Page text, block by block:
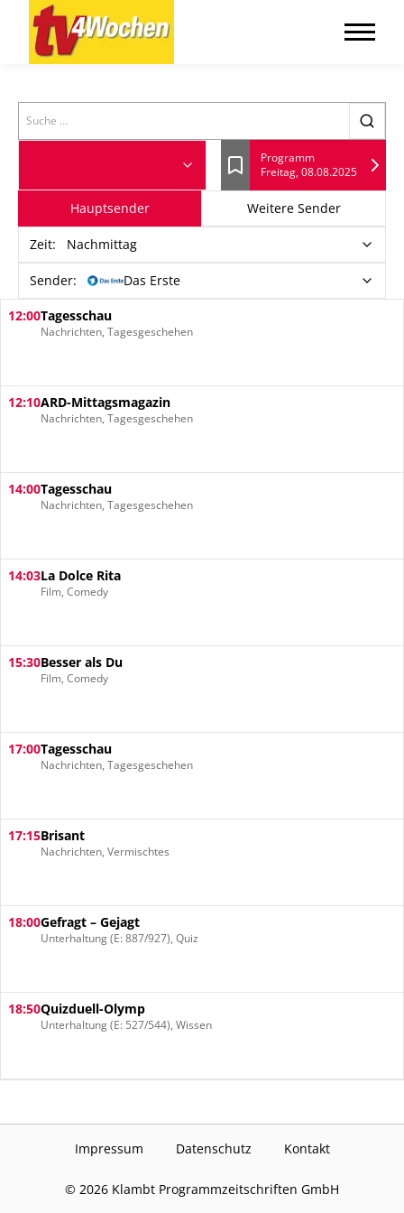
Search
Lesezeichen
Programm
Freitag, 08.08.2025
Hauptsender Weitere Sender
Zeit: Nachmittag
Sender: Das Erste
12:00Tagesschau
Nachrichten, Tagesgeschehen
12:10ARD-Mittagsmagazin
Nachrichten, Tagesgeschehen
14:00Tagesschau
Nachrichten, Tagesgeschehen
14:03La Dolce Rita
Film, Comedy
15:30Besser als Du
Film, Comedy
17:00Tagesschau
Nachrichten, Tagesgeschehen
17:15Brisant
Nachrichten, Vermischtes
18:00Gefragt – Gejagt
Unterhaltung (E: 887/927), Quiz
18:50Quizduell-Olymp
Unterhaltung (E: 527/544), Wissen
Impressum Datenschutz Kontakt
© 2026 Klambt Programmzeitschriften GmbH